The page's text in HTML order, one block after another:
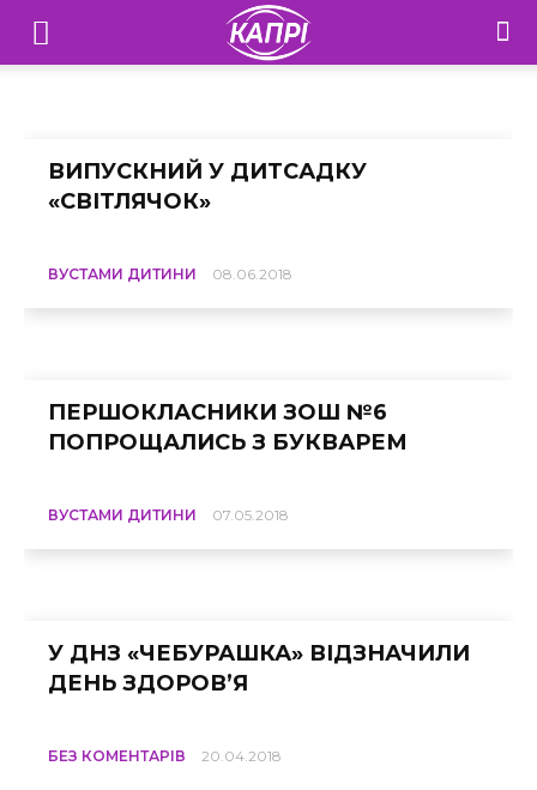
Телебачення
Новини
Вустами дитини
ВИПУСКНИЙ У ДИТСАДКУ
«СВІТЛЯЧОК»
ВУСТАМИ ДИТИНИ 08.06.2018
ПЕРШОКЛАСНИКИ ЗОШ №6
ПОПРОЩАЛИСЬ З БУКВАРЕМ
ВУСТАМИ ДИТИНИ 07.05.2018
У ДНЗ «ЧЕБУРАШКА» ВІДЗНАЧИЛИ
ДЕНЬ ЗДОРОВ’Я
БЕЗ КОМЕНТАРІВ 20.04.2018